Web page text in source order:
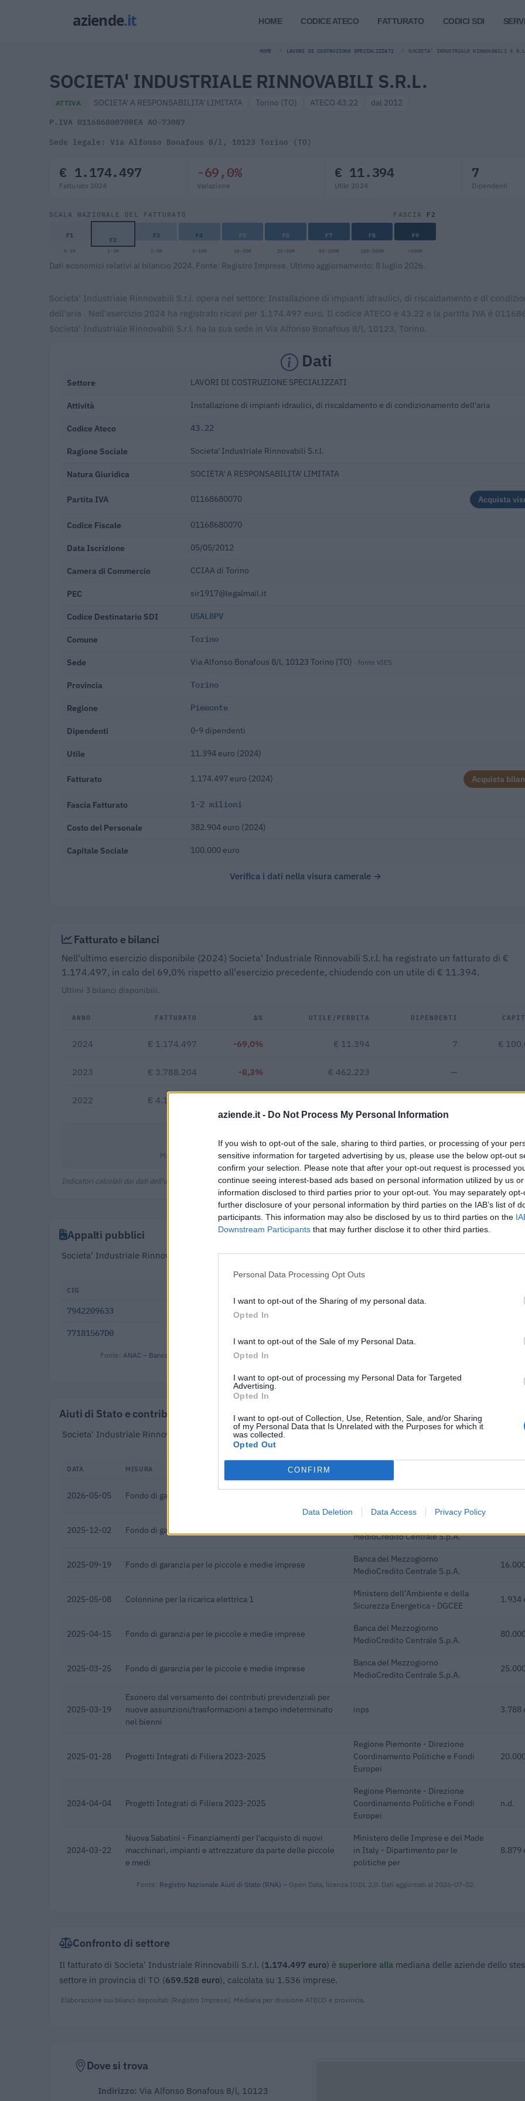
aziende.it - Do Not Process My Personal Information
If you wish to opt-out of the sale, sharing to third parties, or processing of your
sensitive information for targeted advertising by us, please use the below opt-out
confirm your selection. Please note that after your opt-out request is processed
continue seeing interest-based ads based on personal information utilized by us
information disclosed to third parties prior to your opt-out. You may separately
further disclosure of your personal information by third parties on the IAB’s list of
participants. This information may also be disclosed by us to third parties on the
Downstream Participants that may further disclose it to other third parties.
Personal Data Processing Opt Outs
I want to opt-out of the Sharing of my personal data.
Opted In
I want to opt-out of the Sale of my Personal Data.
Opted In
I want to opt-out of processing my Personal Data for Targeted
Advertising.
Opted In
I want to opt-out of Collection, Use, Retention, Sale, and/or Sharing
of my Personal Data that Is Unrelated with the Purposes for which it
was collected.
Opted Out
CONFIRM
Data Deletion Data Access Privacy Policy
HOME CODICE ATECO FATTURATO CODICI SDI
HOME LAVORI DI COSTRUZIONE SPECIALIZZATI SOCIETA' INDUSTRIALE RINNOVABILI
SOCIETA' INDUSTRIALE RINNOVABILI S.R.L.
ATTIVA SOCIETA' A RESPONSABILITA' LIMITATA Torino (TO) ATECO 43.22 dal 2012
P.IVA 01168680070REA AO-73087
Sede legale: Via Alfonso Bonafous 8/l, 10123 Torino (TO)
€ 1.174.497
Fatturato 2024
-69,0%
Variazione
€ 11.394
Utile 2024
7
Dipendenti
SCALA NAZIONALE DEL FATTURATO FASCIA F2
F1 F2 F3 F4 F5 F6 F7 F8 F9
0-1M 1-2M 2-5M 5-10M 10-25M 25-50M 50-100M 100-500M >500M
Dati economici relativi al bilancio 2024. Fonte: Registro Imprese. Ultimo aggiornamento: 8 luglio 2026.
Societa' Industriale Rinnovabili S.r.l. opera nel settore: Installazione di impianti idraulici, di riscaldamento e di
dell'aria . Nell'esercizio 2024 ha registrato ricavi per 1.174.497 euro. Il codice ATECO è 43.22 e la partita IVA è
Societa' Industriale Rinnovabili S.r.l. ha la sua sede in Via Alfonso Bonafous 8/l, 10123, Torino.
Dati
Settore LAVORI DI COSTRUZIONE SPECIALIZZATI
Attività Installazione di impianti idraulici, di riscaldamento e di condizionamento dell'aria
Codice Ateco 43.22
Ragione Sociale Societa' Industriale Rinnovabili S.r.l.
Natura Giuridica SOCIETA' A RESPONSABILITA' LIMITATA
Partita IVA 01168680070 Acquista
Codice Fiscale 01168680070
Data Iscrizione 05/05/2012
Camera di Commercio CCIAA di Torino
PEC sir1917@legalmail.it
Codice Destinatario SDI USAL8PV
Comune Torino
Sede Via Alfonso Bonafous 8/l, 10123 Torino (TO) · fonte VIES
Provincia Torino
Regione Piemonte
Dipendenti 0-9 dipendenti
Utile 11.394 euro (2024)
Fatturato 1.174.497 euro (2024) Acquista
Fascia Fatturato 1-2 milioni
Costo del Personale 382.904 euro (2024)
Capitale Sociale 100.000 euro
Verifica i dati nella visura camerale →
Fatturato e bilanci
Nell'ultimo esercizio disponibile (2024) Societa' Industriale Rinnovabili S.r.l. ha registrato un fatturato di €
1.174.497, in calo del 69,0% rispetto all'esercizio precedente, chiudendo con un utile di € 11.394.
Ultimi 3 bilanci disponibili.
ANNO FATTURATO Δ% UTILE/PERDITA DIPENDENTI
2024 € 1.174.497 -69,0% € 11.394 7 €
2023 € 3.788.204 -8,3% € 462.223 —
2022 € 4.132.185
Margine netto
€ 167.785
Fatturato per dipendente
Indicatori calcolati dai dati dell'ultimo bilancio disponibile.
Appalti pubblici
Societa' Industriale Rinnovabili S.r.l. risulta aggiudicataria di 2 appalti pubblici per un importo complessivo di
CIG
7942209633 2019-09-05
77181567D0
Fonte: ANAC – Banca Dati Nazionale Contratti Pubblici
Aiuti di Stato e contributi pubblici
Societa' Industriale Rinnovabili S.r.l. risulta beneficiaria di 42 aiuti o contributi pubblici per un totale di almeno
euro (2020–2026).
DATA MISURA
2026-05-05 Fondo di garanzia per le piccole e medie imprese
Banca del Mezzogiorno
2025-12-02 Fondo di garanzia per le piccole e medie imprese
MedioCredito Centrale S.p.A.
2025-09-19 Fondo di garanzia per le piccole e medie imprese
Banca del Mezzogiorno
MedioCredito Centrale S.p.A.
2025-05-08 Colonnine per la ricarica elettrica 1
Ministero dell’Ambiente e della
Sicurezza Energetica - DGCEE
1.934
2025-04-15 Fondo di garanzia per le piccole e medie imprese
Banca del Mezzogiorno
MedioCredito Centrale S.p.A.
2025-03-25 Fondo di garanzia per le piccole e medie imprese
Banca del Mezzogiorno
MedioCredito Centrale S.p.A.
2025-03-19
Esonero dal versamento dei contributi previdenziali per
nuove assunzioni/trasformazioni a tempo indeterminato
nel bienni
inps 3.788
2025-01-28 Progetti Integrati di Filiera 2023-2025
Regione Piemonte - Direzione
Coordinamento Politiche e Fondi
Europei
2024-04-04 Progetti Integrati di Filiera 2023-2025
Regione Piemonte - Direzione
Coordinamento Politiche e Fondi
Europei
n.d.
2024-03-22
Nuova Sabatini - Finanziamenti per l'acquisto di nuovi
macchinari, impianti e attrezzature da parte delle piccole
e medi
Ministero delle Imprese e del Made
in Italy - Dipartimento per le
politiche per
8.879
Fonte: Registro Nazionale Aiuti di Stato (RNA) – Open Data, licenza IODL 2.0. Dati aggiornati al 2026-07-02.
Confronto di settore
Il fatturato di Societa' Industriale Rinnovabili S.r.l. (1.174.497 euro) è superiore alla mediana delle aziende dello
settore in provincia di TO (659.528 euro), calcolata su 1.536 imprese.
Elaborazione sui bilanci depositati (Registro Imprese). Mediana per divisione ATECO e provincia.
Dove si trova
Indirizzo: Via Alfonso Bonafous 8/l, 10123